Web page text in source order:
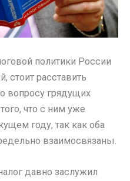
политики России
стоит расставить
вопросу грядущих
что с ним уже
году, так как оба
взаимосвязаны.
давно заслужил